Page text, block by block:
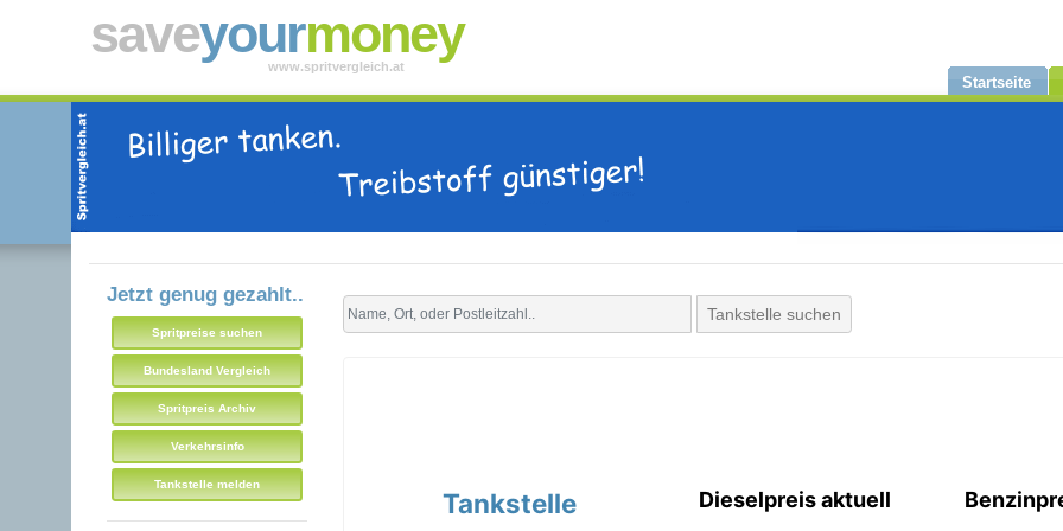
saveyourmoney
www.spritvergleich.at
Startseite
Jetzt genug gezahlt..
Spritpreise suchen
Bundesland Vergleich
Spritpreis Archiv
Verkehrsinfo
Tankstelle melden
Tankstelle suchen
Tankstelle
Dieselpreis aktuell